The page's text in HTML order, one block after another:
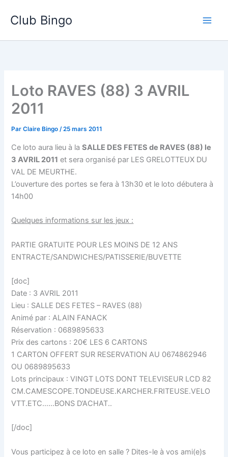
Club Bingo
Loto RAVES (88) 3 AVRIL
2011
ParClaire Bingo/25 mars 2011
Ce loto aura lieu à laSALLE DES FETES de RAVES (88) le
3 AVRIL 2011 et sera organisé par LES GRELOTTEUX DU
VAL DE MEURTHE.
L’ouverture des portes se fera à 13h30 et le loto débutera à
14h00
Quelques informations sur les jeux :
PARTIE GRATUITE POUR LES MOINS DE 12 ANS
ENTRACTE/SANDWICHES/PATISSERIE/BUVETTE
[doc]
Date : 3 AVRIL 2011
Lieu : SALLE DES FETES – RAVES (88)
Animé par : ALAIN FANACK
Réservation : 0689895633
Prix des cartons : 20€ LES 6 CARTONS
1 CARTON OFFERT SUR RESERVATION AU 0674862946
OU 0689895633
Lots principaux : VINGT LOTS DONT TELEVISEUR LCD 82
CM.CAMESCOPE.TONDEUSE.KARCHER.FRITEUSE.VELO
VTT.ETC……BONS D’ACHAT..
[/doc]
Vous participez à ce loto en salle ? Dites-le à vos ami(e)s